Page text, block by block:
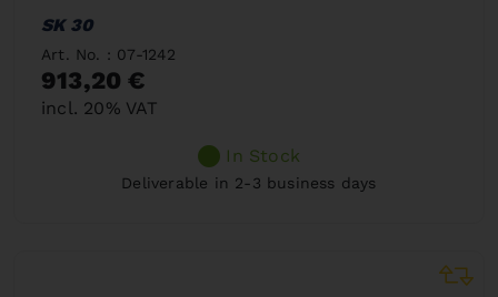
SK 30
Art. No. : 07-1242
913,20 €
incl. 20% VAT
In Stock
Deliverable in 2-3 business days